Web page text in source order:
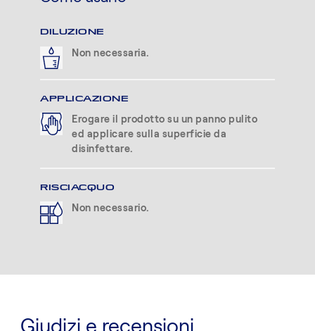
DILUZIONE
Non necessaria.
APPLICAZIONE
Erogare il prodotto su un panno pulito
ed applicare sulla superficie da
disinfettare.
RISCIACQUO
Non necessario.